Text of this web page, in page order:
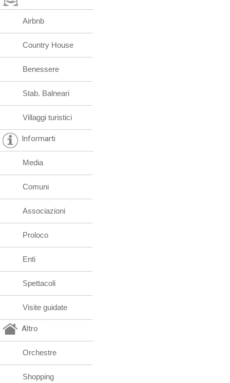
Airbnb
Country House
Benessere
Stab. Balneari
Villaggi turistici
Informarti
Media
Comuni
Associazioni
Proloco
Enti
Spettacoli
Visite guidate
Altro
Orchestre
Shopping